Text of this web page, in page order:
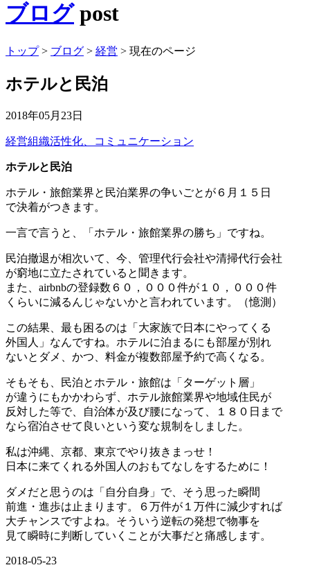
ブログ post
トップ> ブログ > 経営 > 現在のページ
ホテルと民泊
2018年05月23日
経営組織活性化、コミュニケーション
ホテルと民泊
ホテル・旅館業界と民泊業界の争いごとが６月１５日
で決着がつきます。
一言で言うと、「ホテル・旅館業界の勝ち」ですね。
民泊撤退が相次いて、今、管理代行会社や清掃代行会社
が窮地に立たされていると聞きます。
また、airbnbの登録数６０，０００件が１０，０００件
くらいに減るんじゃないかと言われています。（憶測）
この結果、最も困るのは「大家族で日本にやってくる
外国人」なんですね。ホテルに泊まるにも部屋が別れ
ないとダメ、かつ、料金が複数部屋予約で高くなる。
そもそも、民泊とホテル・旅館は「ターゲット層」
が違うにもかかわらず、ホテル旅館業界や地域住民が
反対した等で、自治体が及び腰になって、１８０日まで
なら宿泊させて良いという変な規制をしました。
私は沖縄、京都、東京でやり抜きまっせ！
日本に来てくれる外国人のおもてなしをするために！
ダメだと思うのは「自分自身」で、そう思った瞬間
前進・進歩は止まります。６万件が１万件に減少すれば
大チャンスですよね。そういう逆転の発想で物事を
見て瞬時に判断していくことが大事だと痛感します。
2018-05-23